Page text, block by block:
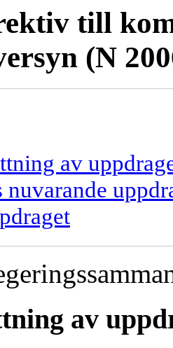
till
(N
av
nuvarande
av